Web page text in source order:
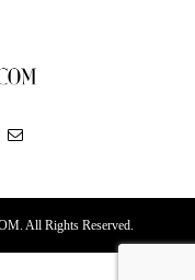
All Rights Reserved.